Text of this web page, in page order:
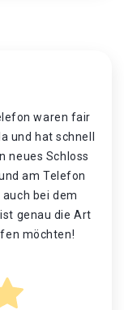
waren fair
und hat schnell
neues Schloss
am Telefon
bei dem
genau die Art
möchten!